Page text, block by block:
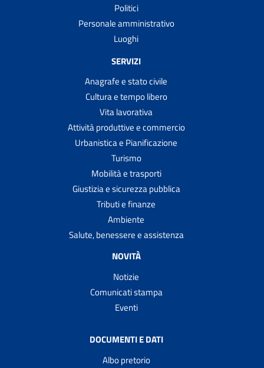
Politici
Personale amministrativo
Luoghi
SERVIZI
Anagrafe e stato civile
Cultura e tempo libero
Vita lavorativa
Attività produttive e commercio
Urbanistica e Pianificazione
Turismo
Mobilità e trasporti
Giustizia e sicurezza pubblica
Tributi e finanze
Ambiente
Salute, benessere e assistenza
NOVITÀ
Notizie
Comunicati stampa
Eventi
DOCUMENTI E DATI
Albo pretorio